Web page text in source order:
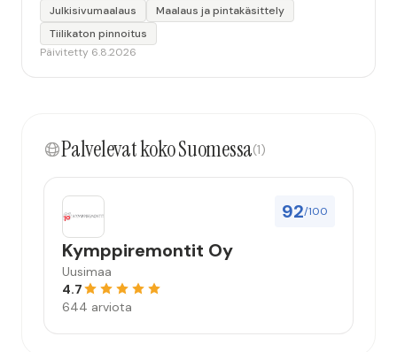
värin erot mitä en huomannut. Hyvä toki että siinä
kohtaa huomattu mutta toki optimaalisessa
tilanteessa myyjä olisi jo kiinnittänyt tähän huomiota.
mahdollisuus että palveluita käytän”
Julkisivumaalaus
Maalaus ja pintakäsittely
Tiilikaton pinnoitus
Päivitetty 6.8.2026
Palvelevat koko Suomessa(1)
92/100
Kymppiremontit Oy
Uusimaa
4.7
644 arviota